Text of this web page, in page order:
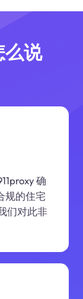
么说
确
规的住宅
们对此非